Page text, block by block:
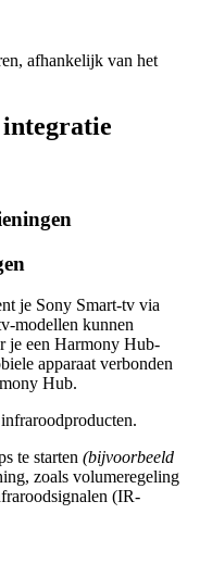
afhankelijk van het
je Sony Smart-tv via
modellen kunnen
je een Harmony Hub-
apparaat verbonden
Hub.
te starten (bijvoorbeeld
zoals volumeregeling
(IR-